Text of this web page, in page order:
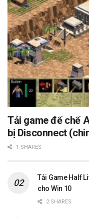
Tải game đế chế
bị Disconnect
1 SHARES
Tải Game Half
cho Win 10
2 SHARES